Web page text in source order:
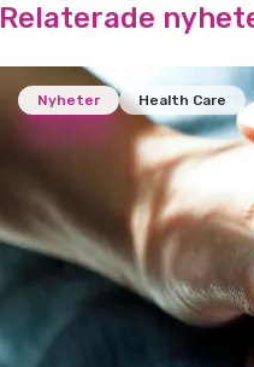
Relaterade
Nyheter Health Care